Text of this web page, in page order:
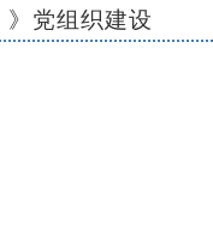
》党组织建设